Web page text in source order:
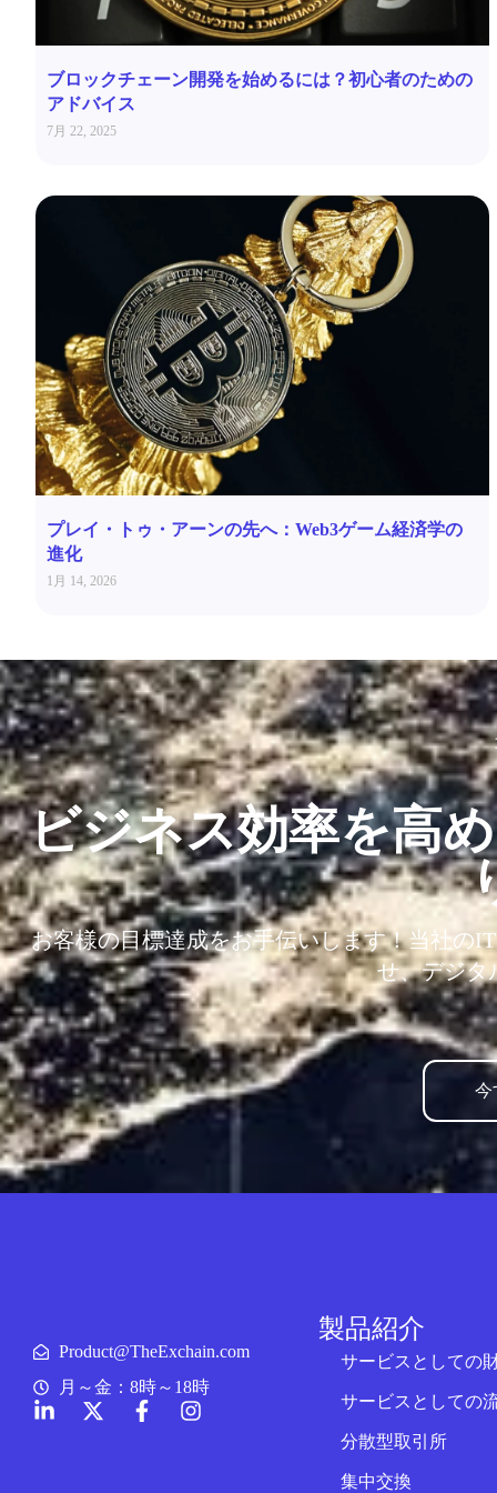
ブロックチェーン開発を始めるには？初心者のための
アドバイス
7月 22, 2025
プレイ・トゥ・アーンの先へ：Web3ゲーム経済学の
進化
1月 14, 2026
ビジネス効率を高
お客様の目標達成をお手伝いします！当社の
せ、デジタ
今
Product@TheExchain.com
月～金：8時～18時
製品紹介
サービスとしての
サービスとしての
分散型取引所
集中交換